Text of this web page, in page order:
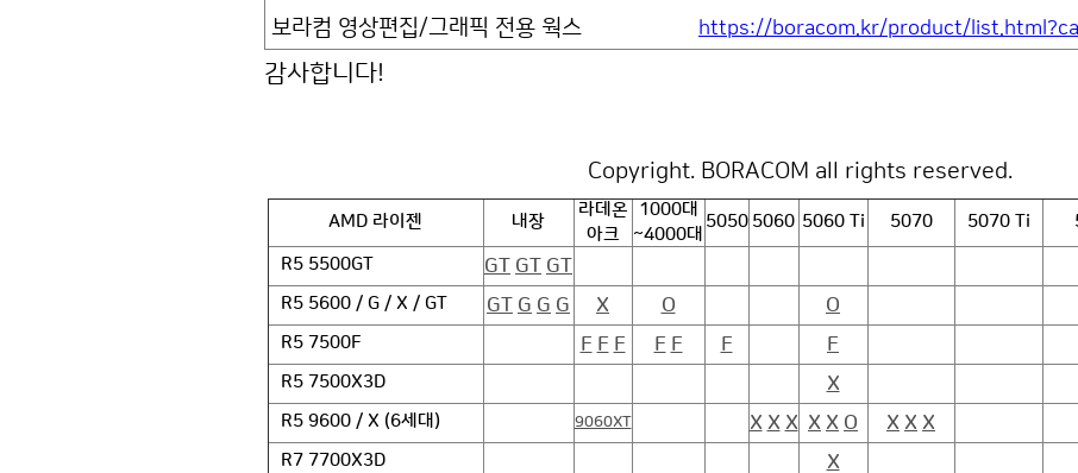
보라컴 영상편집/그래픽 전용 웍스 https://boracom.kr/product/
감사합니다!
Copyright. BORACOM all rights reserved.
AMD 라이젠 내장
라데온
아크
1000대
~4000대
5050 5060 5060 Ti 5070 5070 Ti
R5 5500GT GT GT GT
R5 5600 / G / X / GT GT G G G X O O
R5 7500F F F F F F F F
R5 7500X3D X
R5 9600 / X (6세대) 9060XT X X X X X O X X X
R7 7700X3D X